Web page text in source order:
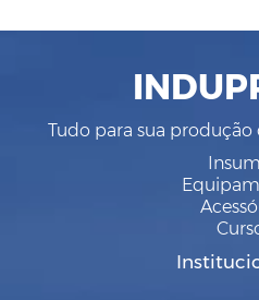
Tudo para sua produção